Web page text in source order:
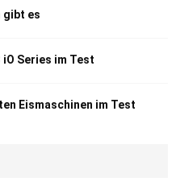
gibt es
Series im Test
Eismaschinen im Test